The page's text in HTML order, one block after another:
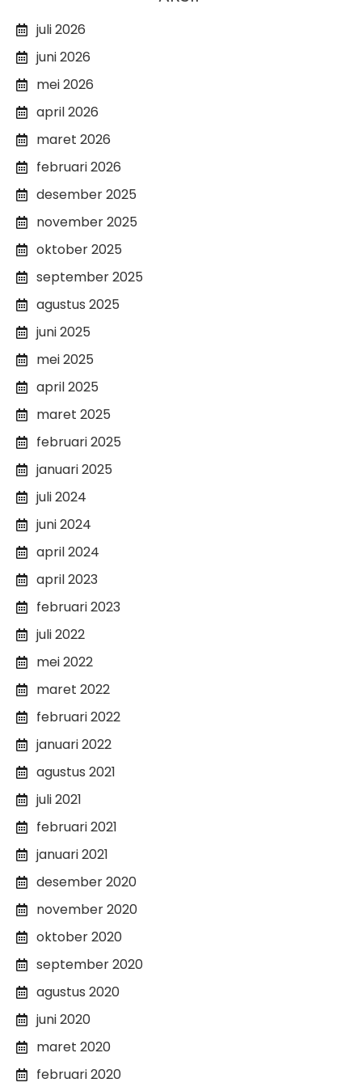
juli 2026
juni 2026
mei 2026
april 2026
maret 2026
februari 2026
desember 2025
november 2025
oktober 2025
september 2025
agustus 2025
juni 2025
mei 2025
april 2025
maret 2025
februari 2025
januari 2025
juli 2024
juni 2024
april 2024
april 2023
februari 2023
juli 2022
mei 2022
maret 2022
februari 2022
januari 2022
agustus 2021
juli 2021
februari 2021
januari 2021
desember 2020
november 2020
oktober 2020
september 2020
agustus 2020
juni 2020
maret 2020
februari 2020